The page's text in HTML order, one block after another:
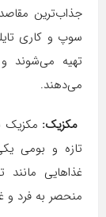
جذاب‌ترین
سوپ و کاری
تهیه می‌شوند و
می‌دهند.
مکزیک: مکزیک
تازه و بومی
غذاهایی مانند
منحصر به فرد